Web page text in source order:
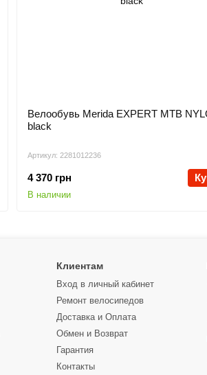
Артикул: 2281012236
Велообувь Merida EXPERT MTB
black
4 370 грн
В наличии
Клиентам
Вход в личный кабинет
Ремонт велосипедов
Доставка и Оплата
Обмен и Возврат
Гарантия
Контакты